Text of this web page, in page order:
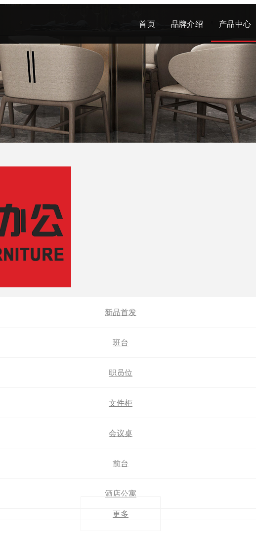
首页 品牌介绍 产品中心
新品首发
班台
职员位
文件柜
会议桌
前台
酒店公寓
更多